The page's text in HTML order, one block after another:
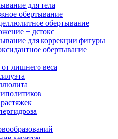
для тела
обертывание
обертывание
+ детокс
для коррекции фигуры
обертывание
лишнего веса